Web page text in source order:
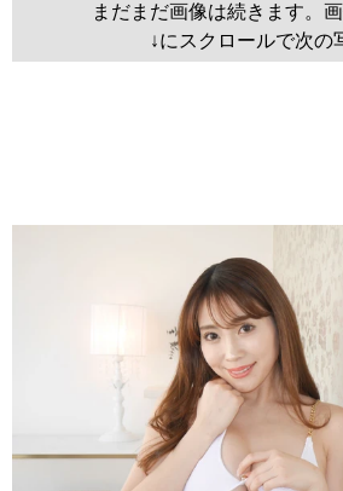
まだまだ画像は続きます。画
↓にスクロールで次の